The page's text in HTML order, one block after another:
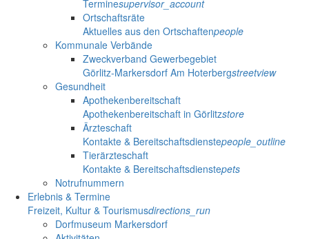
Terminesupervisor_account
Ortschaftsräte
Aktuelles aus den Ortschaftenpeople
Kommunale Verbände
Zweckverband Gewerbegebiet
Görlitz-Markersdorf Am Hoterbergstreetview
Gesundheit
Apothekenbereitschaft
Apothekenbereitschaft in Görlitzstore
Ärzteschaft
Kontakte & Bereitschaftsdienstepeople_outline
Tierärzteschaft
Kontakte & Bereitschaftsdienstepets
Notrufnummern
Erlebnis & Termine
Freizeit, Kultur & Tourismusdirections_run
Dorfmuseum Markersdorf